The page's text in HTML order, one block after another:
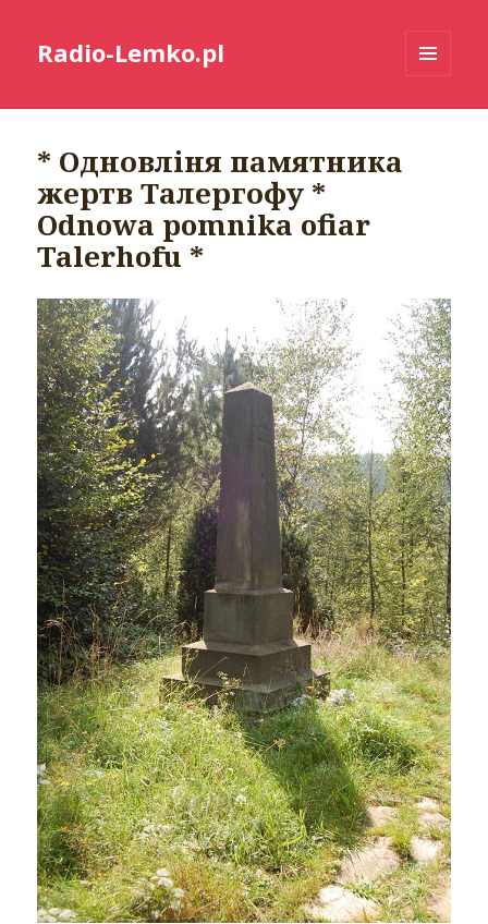
Radio-Lemko.pl
* Одновліня памятника
жертв Талергофу *
Odnowa pomnika ofiar
Talerhofu *